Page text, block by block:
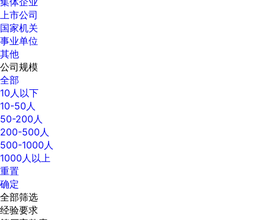
上市公司
国家机关
事业单位
其他
公司规模
全部
10人以下
10-50人
50-200人
200-500人
500-1000人
1000人以上
重置
确定
全部筛选
经验要求